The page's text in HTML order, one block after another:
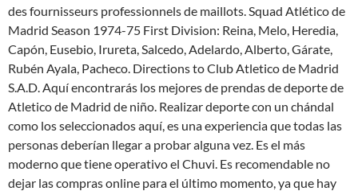
des fournisseurs professionnels de maillots. Squad Atlético de
Madrid Season 1974-75 First Division: Reina, Melo, Heredia,
Capón, Eusebio, Irureta, Salcedo, Adelardo, Alberto, Gárate,
Rubén Ayala, Pacheco. Directions to Club Atletico de Madrid
S.A.D. Aquí encontrarás los mejores de prendas de deporte de
Atletico de Madrid de niño. Realizar deporte con un chándal
como los seleccionados aquí, es una experiencia que todas las
personas deberían llegar a probar alguna vez. Es el más
moderno que tiene operativo el Chuvi. Es recomendable no
dejar las compras online para el último momento, ya que hay